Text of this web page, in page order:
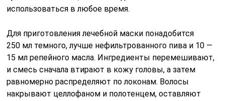
Чтобы укрепить пряди, необходимо обеспечить
Для этого через каждые 2 дня делают маску,
в состав которой входят:
очищенный авокадо (2 крупных плода),
понадобится перетертая в кашицу мякоть;